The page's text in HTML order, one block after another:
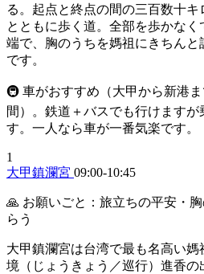
る。起点と終点の間の三百数十
とともに歩く道。全部を歩かな
端で、胸のうちを媽祖にきちん
です。
🚇 車がおすすめ（大甲から新港
間）。鉄道＋バスでも行けますが
す。一人なら車が一番気楽です。
1
大甲鎮瀾宮 09:00-10:45
🙏 お願いごと：旅立ちの平安・
らう
大甲鎮瀾宮は台湾で最も名高い
境（じょうきょう／巡行）進香